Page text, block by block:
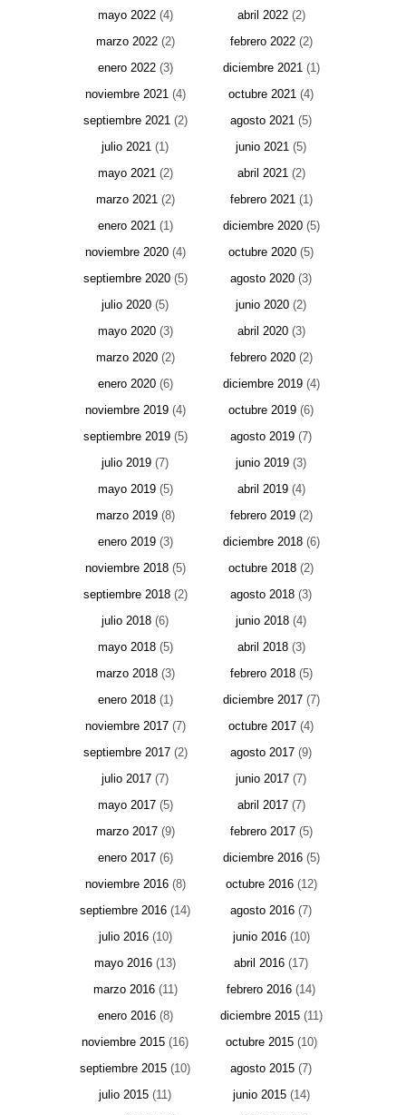
mayo 2022(4) abril 2022(2)
marzo 2022(2) febrero 2022(2)
enero 2022(3) diciembre 2021(1)
noviembre 2021(4) octubre 2021 (4)
septiembre 2021(2) agosto 2021 (5)
julio 2021 (1) junio 2021 (5)
mayo 2021(2) abril 2021(2)
marzo 2021(2) febrero 2021(1)
enero 2021(1) diciembre 2020(5)
noviembre 2020(4) octubre 2020 (5)
septiembre 2020(5) agosto 2020 (3)
julio 2020 (5) junio 2020 (2)
mayo 2020(3) abril 2020(3)
marzo 2020(2) febrero 2020(2)
enero 2020(6) diciembre 2019(4)
noviembre 2019(4) octubre 2019 (6)
septiembre 2019(5) agosto 2019 (7)
julio 2019 (7) junio 2019 (3)
mayo 2019(5) abril 2019(4)
marzo 2019(8) febrero 2019(2)
enero 2019(3) diciembre 2018(6)
noviembre 2018(5) octubre 2018 (2)
septiembre 2018(2) agosto 2018 (3)
julio 2018 (6) junio 2018 (4)
mayo 2018(5) abril 2018(3)
marzo 2018(3) febrero 2018(5)
enero 2018(1) diciembre 2017(7)
noviembre 2017(7) octubre 2017 (4)
septiembre 2017(2) agosto 2017 (9)
julio 2017 (7) junio 2017 (7)
mayo 2017(5) abril 2017(7)
marzo 2017(9) febrero 2017(5)
enero 2017(6) diciembre 2016(5)
noviembre 2016(8) octubre 2016(12)
septiembre 2016 (14) agosto 2016 (7)
julio 2016(10) junio 2016(10)
mayo 2016 (13) abril 2016 (17)
marzo 2016(11) febrero 2016 (14)
enero 2016(8) diciembre 2015(11)
noviembre 2015 (16) octubre 2015(10)
septiembre 2015 (10) agosto 2015 (7)
julio 2015 (11) junio 2015(14)